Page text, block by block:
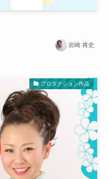
岩崎 将史
プロダクション作品